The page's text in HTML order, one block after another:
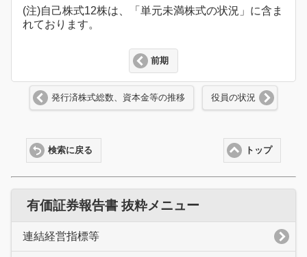
(注)自己株式12株は、「単元未満株式の状況」に含ま
れております。
前期
発行済株式総数、資本金等の推移 役員の状況
トップ
検索に戻る
有価証券報告書 抜粋メニュー
連結経営指標等